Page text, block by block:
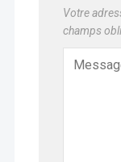
Votre
champs